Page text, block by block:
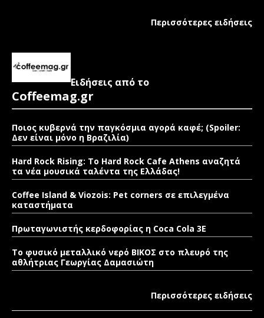
Περισσότερες ειδήσεις
Ειδήσεις από το
Coffeemag.gr
Ποιος κυβερνά την παγκόσμια αγορά καφέ; (Spoiler:
Δεν είναι μόνο η Βραζιλία)
Hard Rock Rising: Το Hard Rock Cafe Athens αναζητά
τα νέα μουσικά ταλέντα της Ελλάδας!
Coffee Island & Viozois: Pet corners σε επιλεγμένα
καταστήματα
Πρωταγωνιστής κερδοφορίας η Coca Cola 3E
Το φυσικό μεταλλικό νερό ΒΙΚΟΣ στο πλευρό της
αθλήτριας Γεωργίας Δαμασιώτη
Περισσότερες ειδήσεις